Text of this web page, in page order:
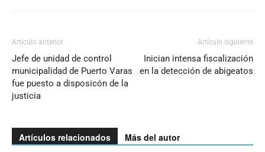
Artículo anterior
Jefe de unidad de control
municipalidad de Puerto Varas
fue puesto a disposicón de la
justicia
Artículo siguiente
Inician intensa fiscalización
en la detección de abigeatos
Artículos relacionados Más del autor